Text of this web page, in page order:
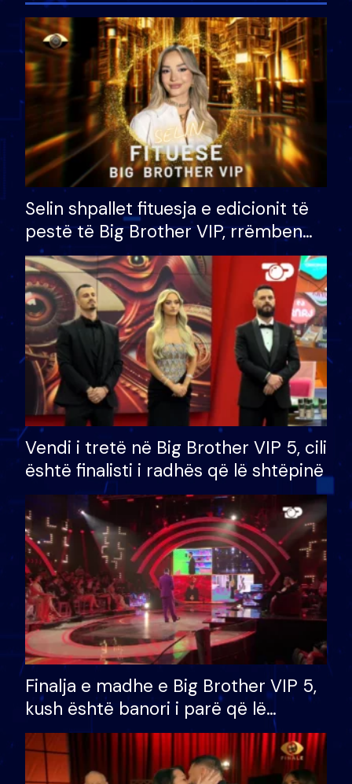
Selin shpallet fituesja e edicionit të
pestë të Big Brother VIP, rrëmben
çmimin e madh prej 100 mijë eurosh
Vendi i tretë në Big Brother VIP 5, cili
është finalisti i radhës që lë shtëpinë
Finalja e madhe e Big Brother VIP 5,
kush është banori i parë që lë
shtëpinë dhe humb mundësinë për
të fituar çmimin e madh